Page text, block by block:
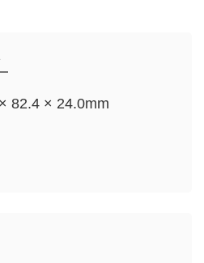
82.4 × 24.0mm